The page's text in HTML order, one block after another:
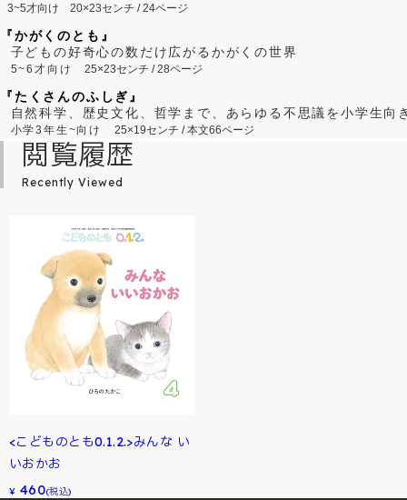
3~5才向け 20×23センチ / 24ページ
『かがくのとも』
子どもの好奇心の数だけ広がるかがくの世界
5~6才向け25×23センチ / 28ページ
『たくさんのふしぎ』
自然科学、歴史文化、哲学まで、あらゆる不思議を小学生向
小学3年生~向け 25×19センチ / 本文66ページ
閲覧履歴
Recently Viewed
<こどものとも0.1.2.>みんな い
いおかお
¥ 460(税込)